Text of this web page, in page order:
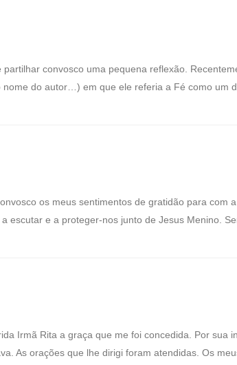
partilhar convosco uma pequena reflexão.
do autor…) em que ele referia a Fé como um
os meus sentimentos de gratidão para com
escutar e a proteger-nos junto de Jesus Menino.
Irmã Rita a graça que me foi concedida. Por sua
As orações que lhe dirigi foram atendidas. Os